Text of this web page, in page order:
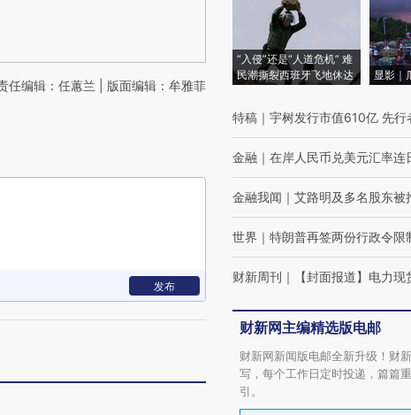
任编辑：任蕙兰 | 版面编辑：牟雅菲
发布
“入侵”还是“人道危机” 难
民潮撕裂西班牙飞地休达
显影｜
特稿 ｜ 宇树发行市值610亿 先行
金融 ｜ 在岸人民币兑美元汇率连
金融我闻 ｜ 艾路明及多名股东被
世界 ｜ 特朗普再签两份行政令限
财新周刊 ｜ 【封面报道】电力
财新网主编精选版电邮
财新网新闻版电邮全新升级！财
写，每个工作日定时投递，篇篇
引。